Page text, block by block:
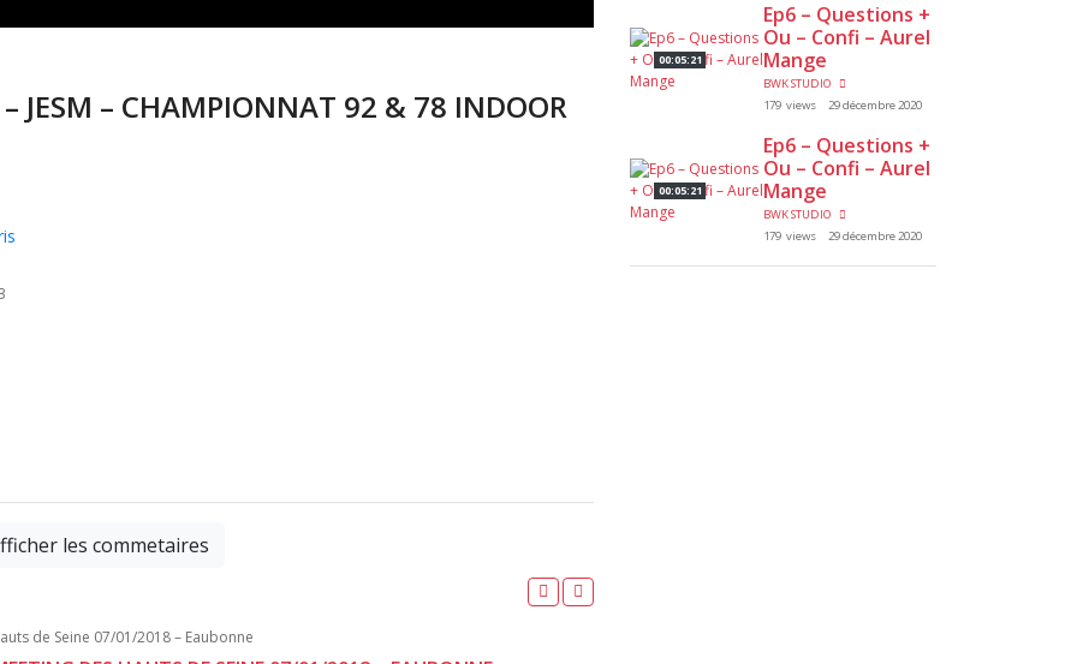
JESM – CHAMPIONNAT 92 & 78 INDOOR
les commetaires
00:05:21
Ep6 – Questions +
Ou – Confi – Aurel
Mange
BWK STUDIO
179 views
29 décembre 2020
00:05:21
Ep6 – Questions +
Ou – Confi – Aurel
Mange
BWK STUDIO
179 views
29 décembre 2020